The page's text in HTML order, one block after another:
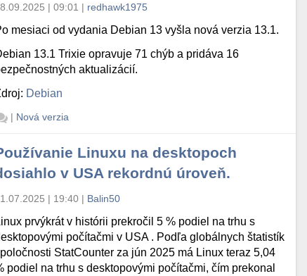
| 09:01 | redhawk1975
mesiaci od vydania Debian 13 vyšla nová verzia 13.1.
13.1 Trixie opravuje 71 chýb a pridáva 16
aktualizácií.
Debian
| Nová verzia
Linuxu na desktopoch
v USA rekordnú úroveň.
| 19:40 | Balin50
prvýkrát v histórii prekročil 5 % podiel na trhu s
počítačmi v USA . Podľa globálnych štatistík
StatCounter za jún 2025 má Linux teraz 5,04
podiel na trhu s desktopovými počítačmi, čím prekonal